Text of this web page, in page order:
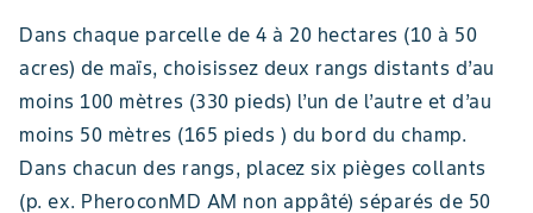
Dans chaque parcelle de 4 à 20 hectares (10 à 50
acres) de maïs, choisissez deux rangs distants d’au
moins 100 mètres (330 pieds) l’un de l’autre et d’au
moins 50 mètres (165 pieds ) du bord du champ.
Dans chacun des rangs, placez six pièges collants
(p. ex. PheroconMD AM non appâté) séparés de 50